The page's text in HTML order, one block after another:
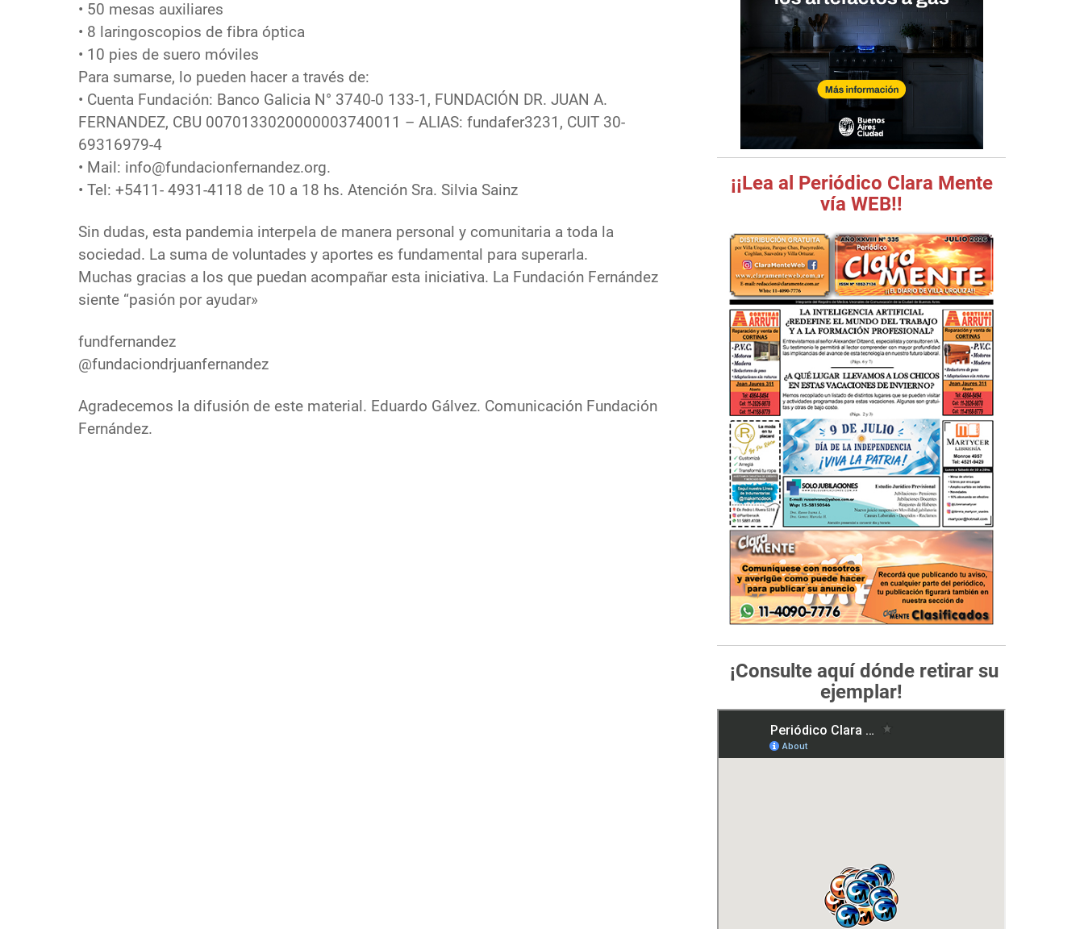
• 50 mesas auxiliares
• 8 laringoscopios de fibra óptica
• 10 pies de suero móviles
Para sumarse, lo pueden hacer a través de:
• Cuenta Fundación: Banco Galicia N° 3740-0 133-1, FUNDACIÓN DR. JUAN A.
FERNANDEZ, CBU 0070133020000003740011 – ALIAS: fundafer3231, CUIT 30-
69316979-4
• Mail: info@fundacionfernandez.org.
• Tel: +5411- 4931-4118 de 10 a 18 hs. Atención Sra. Silvia Sainz
Sin dudas, esta pandemia interpela de manera personal y comunitaria a toda la
sociedad. La suma de voluntades y aportes es fundamental para superarla.
Muchas gracias a los que puedan acompañar esta iniciativa. La Fundación Fernández
siente “pasión por ayudar»
fundfernandez
@fundaciondrjuanfernandez
Agradecemos la difusión de este material. Eduardo Gálvez. Comunicación Fundación
Fernández.
¡¡Lea al Periódico Clara Mente
vía WEB!!
¡Consulte aquí dónde retirar su
ejemplar!